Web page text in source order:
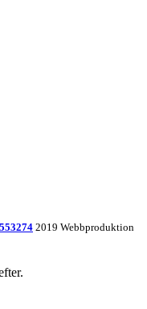
2019 Webbproduktion